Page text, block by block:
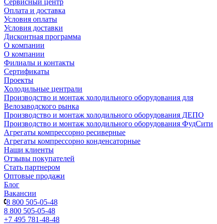
Сервисный центр
Оплата и доставка
Условия оплаты
Условия доставки
Дисконтная программа
О компании
О компании
Филиалы и контакты
Сертификаты
Проекты
Холодильные централи
Производство и монтаж холодильного оборудования для
Велозаводского рынка
Производство и монтаж холодильного оборудования ДЕПО
Производство и монтаж холодильного оборудования ФудСити
Агрегаты компрессорно ресиверные
Агрегаты компрессорно конденсаторные
Наши клиенты
Отзывы покупателей
Стать партнером
Оптовые продажи
Блог
Вакансии
8 800 505-05-48
8 800 505-05-48
+7 495 781-48-48